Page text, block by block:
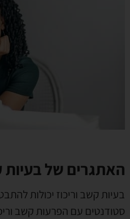
האתגרים של בעיות
בעיות קשב וריכוז יכולות
סטודנטים עם הפרעות קשב